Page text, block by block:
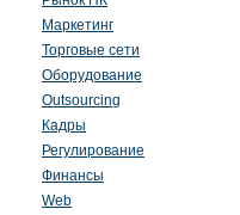
Маркетинг
Торговые сети
Оборудование
Outsourcing
Кадры
Регулирование
Финансы
Web